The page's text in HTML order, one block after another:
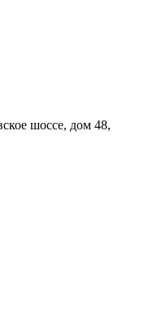
шоссе, дом 48,